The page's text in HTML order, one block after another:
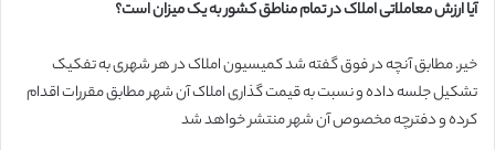
آیا ارزش معاملاتی املاک در تماممناطق کشور به یک میزان است؟
خیر. مطابق آنچه در فوق گفته شد کمیسیون املاک در هر شهری به تفکیک
تشکیل جلسه داده و نسبت به قیمت گذاری املاک آن شهر مطابق مقررات اقدام
کرده و دفترچه مخصوص آن شهر منتشر خواهد شد